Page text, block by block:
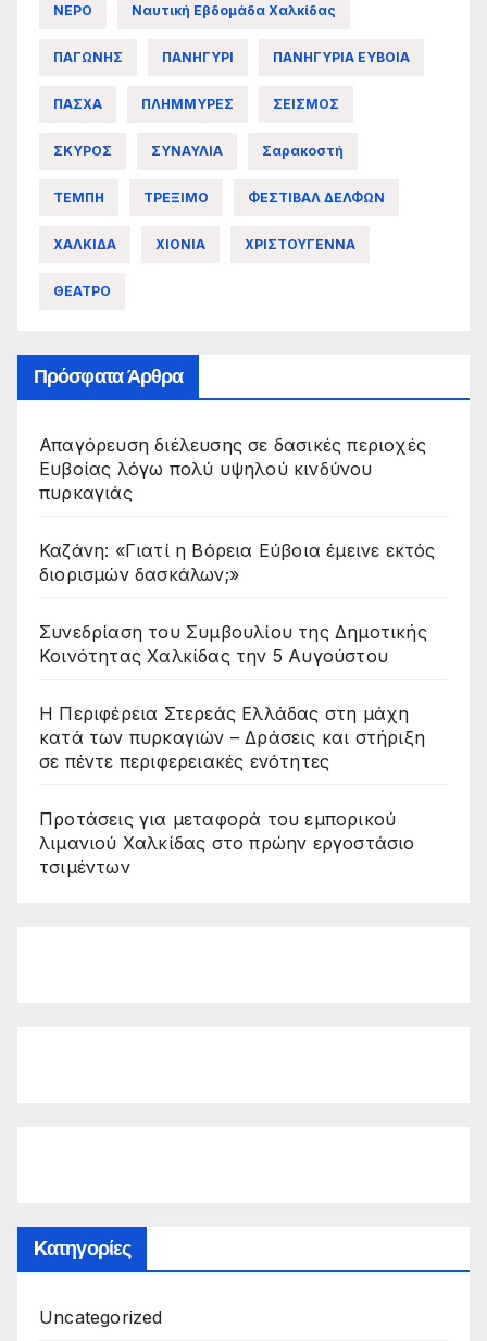
ΝΕΡΟ Ναυτική Εβδομάδα Χαλκίδας
ΠΑΓΩΝΗΣ ΠΑΝΗΓΥΡΙ ΠΑΝΗΓΥΡΙΑ ΕΥΒΟΙΑ
ΠΑΣΧΑ ΠΛΗΜΜΥΡΕΣ ΣΕΙΣΜΟΣ
ΣΚΥΡΟΣ ΣΥΝΑΥΛΙΑ Σαρακοστή
ΤΕΜΠΗ ΤΡΕΞΙΜΟ ΦΕΣΤΙΒΑΛ ΔΕΛΦΩΝ
ΧΑΛΚΙΔΑ ΧΙΟΝΙΑ ΧΡΙΣΤΟΥΓΕΝΝΑ
ΘΕΑΤΡΟ
Πρόσφατα Άρθρα
Απαγόρευση διέλευσης σε δασικές περιοχές
Ευβοίας λόγω πολύ υψηλού κινδύνου
πυρκαγιάς
Καζάνη: «Γιατί η Βόρεια Εύβοια έμεινε εκτός
διορισμών δασκάλων;»
Συνεδρίαση του Συμβουλίου της Δημοτικής
Κοινότητας Χαλκίδας την 5 Αυγούστου
Η Περιφέρεια Στερεάς Ελλάδας στη μάχη
κατά των πυρκαγιών – Δράσεις και στήριξη
σε πέντε περιφερειακές ενότητες
Προτάσεις για μεταφορά του εμπορικού
λιμανιού Χαλκίδας στο πρώην εργοστάσιο
τσιμέντων
Kατηγορίες
Uncategorized